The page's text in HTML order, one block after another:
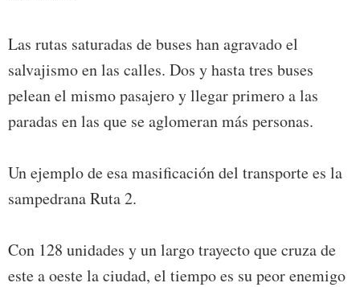
Las rutas saturadas de buses han agravado el
salvajismo en las calles. Dos y hasta tres buses
pelean el mismo pasajero y llegar primero a las
paradas en las que se aglomeran más personas.
Un ejemplo de esa masificación del transporte es la
sampedrana Ruta 2.
Con 128 unidades y un largo trayecto que cruza de
este a oeste la ciudad, el tiempo es su peor enemigo